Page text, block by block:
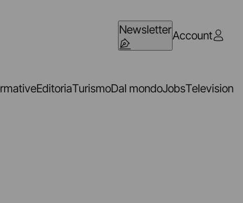
NewsletterAccount
EditoriaTurismoDal mondoJobsTelevision